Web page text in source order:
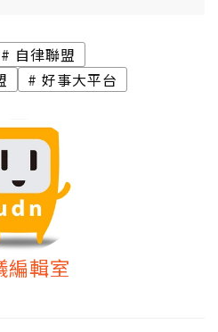
自律聯盟
好事大平台
編輯室